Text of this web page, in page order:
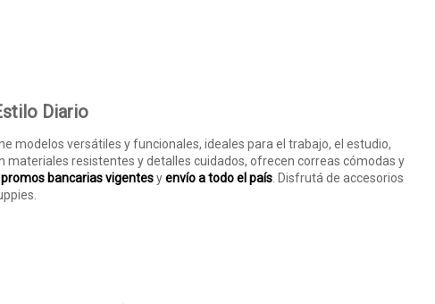
Diario
modelos versátiles y funcionales, ideales para el trabajo, el estudio,
resistentes y detalles cuidados, ofrecen correas cómodas y
promos bancarias vigentesyenvío a todo el país . Disfrutá de accesorios